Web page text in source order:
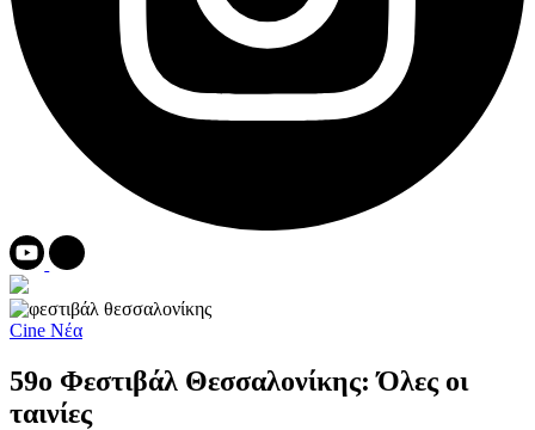
Cine Νέα
59ο Φεστιβάλ Θεσσαλονίκης: Όλες οι
ταινίες